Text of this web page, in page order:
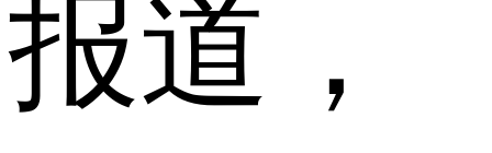
报道，